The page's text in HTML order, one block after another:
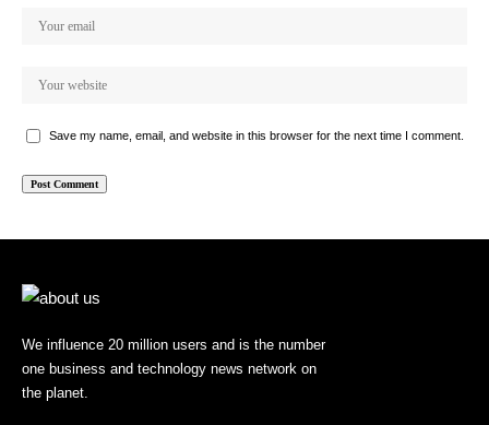
Save my name, email, and website in this browser for the next time I comment.
We influence 20 million users and is the number
one business and technology news network on
the planet.